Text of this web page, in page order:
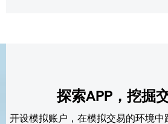
探索APP，挖掘
开设模拟账户，在模拟交易的环境